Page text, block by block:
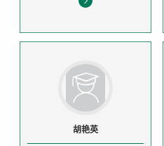
胡艳英